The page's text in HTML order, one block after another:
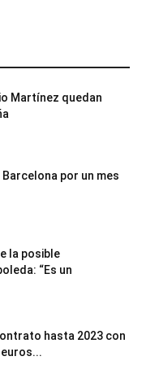
Martínez quedan
por un mes
la posible
“Es un
hasta 2023 con